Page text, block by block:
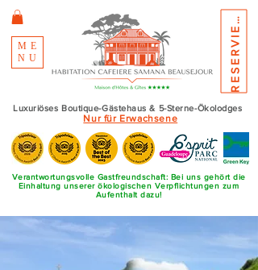
ME
NU
Luxuriöses Boutique-Gästehaus & 5-Sterne-Ökolodges
Nur für Erwachsene
R
E
S
E
R
V
I
E
R
E
N
Verantwortungsvolle Gastfreundschaft: Bei uns gehört die
Einhaltung unserer ökologischen Verpflichtungen zum
Aufenthalt dazu!